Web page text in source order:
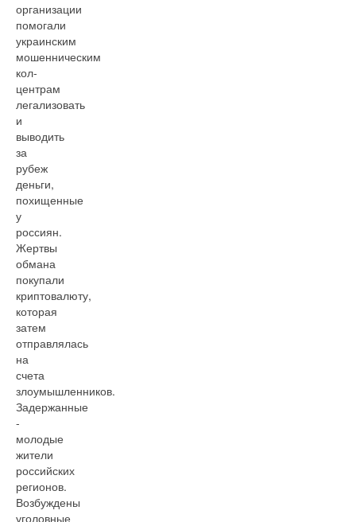
организации
помогали
украинским
мошенническим
кол-
центрам
легализовать
и
выводить
за
рубеж
деньги,
похищенные
у
россиян.
Жертвы
обмана
покупали
криптовалюту,
которая
затем
отправлялась
на
счета
злоумышленников.
Задержанные
-
молодые
жители
российских
регионов.
Возбуждены
уголовные